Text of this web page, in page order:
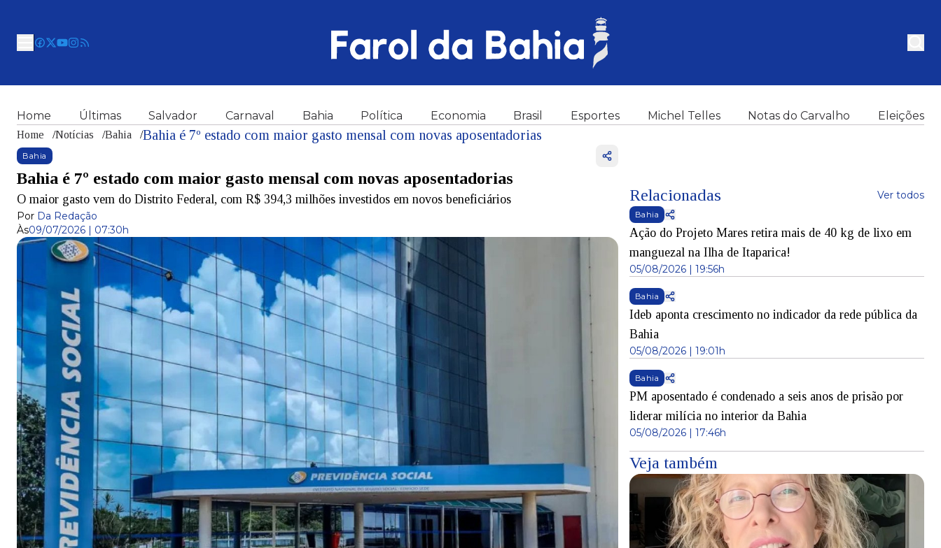
Home Últimas Salvador Carnaval Bahia Política Economia Brasil Esportes Michel Telles Notas do Carvalho Eleições
Home /Notícias /Bahia /Bahia é 7º estado com maior gasto mensal com novas aposentadorias
Bahia
Bahia é 7º estado com maior gasto mensal com novas aposentadorias
O maior gasto vem do Distrito Federal, com R$ 394,3 milhões investidos em novos beneficiários
Por Da Redação
Às09/07/2026 | 07:30h
Relacionadas Ver todos
Bahia
Ação do Projeto Mares retira mais de 40 kg de lixo em
manguezal na Ilha de Itaparica!
05/08/2026 | 19:56h
Bahia
Ideb aponta crescimento no indicador da rede pública da
Bahia
05/08/2026 | 19:01h
Bahia
PM aposentado é condenado a seis anos de prisão por
liderar milícia no interior da Bahia
05/08/2026 | 17:46h
Veja também